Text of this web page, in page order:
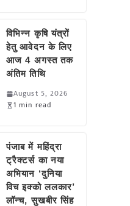
विभिन्न कृषि यंत्रों
हेतु आवेदन के लिए
आज 4 अगस्त तक
अंतिम तिथि
August 5, 2026
1 min read
पंजाब में महिंद्रा
ट्रैक्टर्स का नया
अभियान ‘दुनिया
विच इक्को ललकार’
लॉन्च, सुखबीर सिंह